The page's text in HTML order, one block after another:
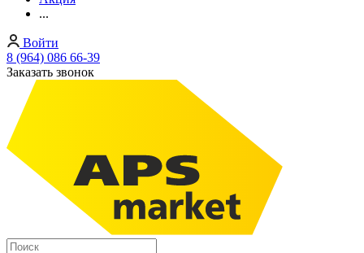
...
Войти
8 (964) 086 66-39
Заказать звонок